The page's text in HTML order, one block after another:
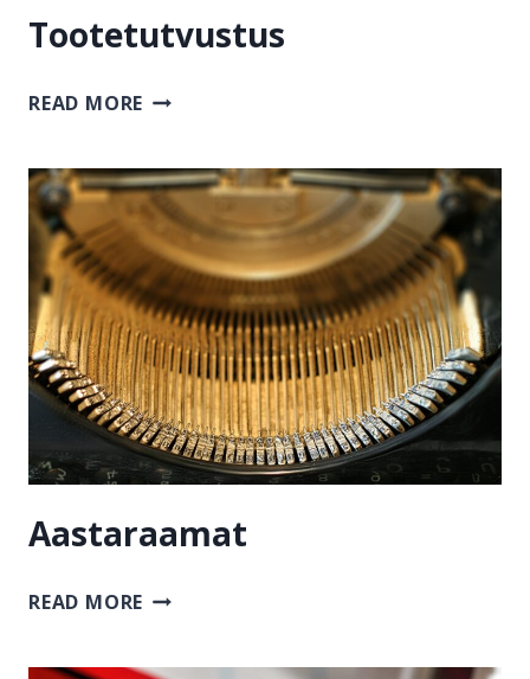
Tootetutvustus
READ MORE TOOTETUTVUSTUS
Aastaraamat
READ MORE AASTARAAMAT